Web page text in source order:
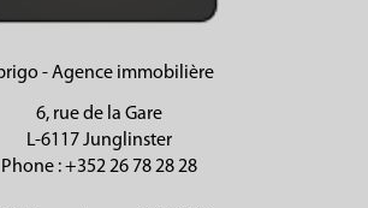
- Agence immobilière
6, rue de la Gare
L-6117 Junglinster
Phone: +352 26 78 28 28